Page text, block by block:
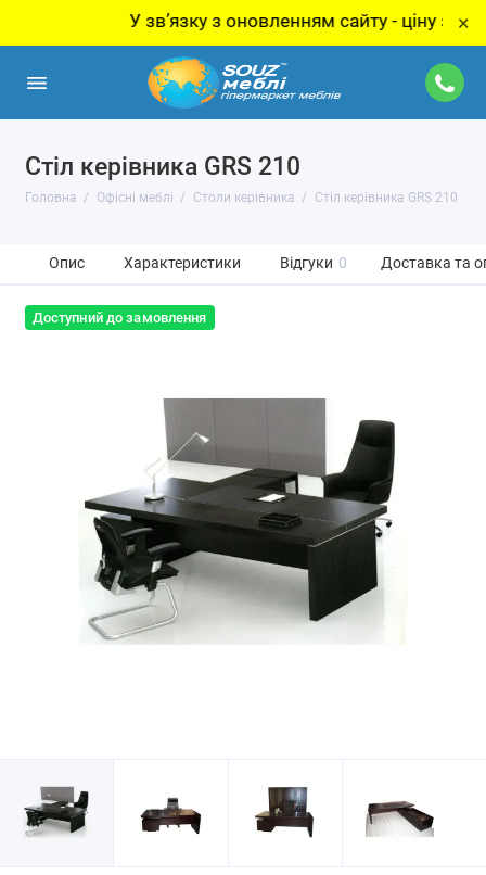
У звʼязку з оновленням сайту - ціну за товар
×
Стіл керівника GRS 210
Головна Офісні меблі Столи керівника Стіл керівника GRS 210
Опис Характеристики Відгуки 0 Доставка та
Доступний до замовлення